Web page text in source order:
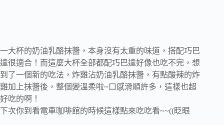
一大杯的奶油乳酪抹醬，本身沒有太重的味道，搭配巧巴
達很適合！而這麼大杯全部都配巧巴達好像也吃不完，想
到了一個新的吃法，炸雞沾奶油乳酪抹醬，有點酸辣的炸
雞加上抹醬後，整個變溫柔啦~口感滑順許多，這樣也超
好吃的啊！
下次你到看電車咖啡館的時候這樣點來吃吃看~~((眨眼